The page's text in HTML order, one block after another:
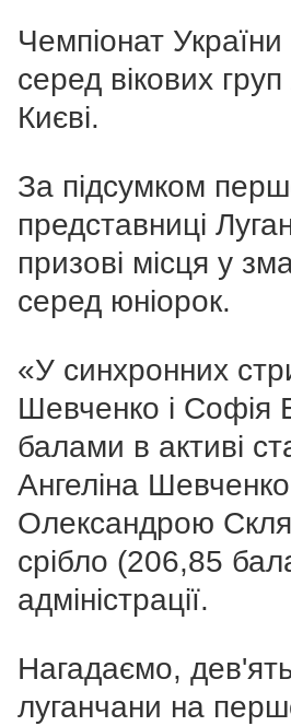
Чемпіонат України
серед вікових
Києві.
За підсумком
представниці
призові місця у
серед юніорок.
«У синхронних
Шевченко і Софія
балами в активі
Ангеліна
Олександрою
срібло (206,85
адміністрації.
Нагадаємо,
луганчани на